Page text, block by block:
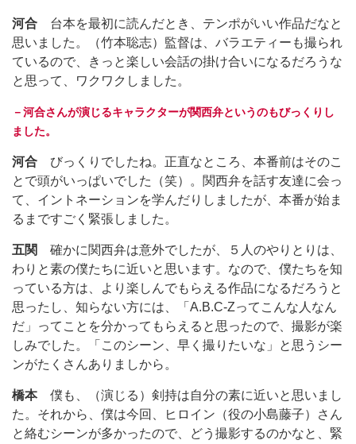
河合 台本を最初に読んだとき、テンポがいい作品だなと
思いました。（竹本聡志）監督は、バラエティーも撮られ
ているので、きっと楽しい会話の掛け合いになるだろうな
と思って、ワクワクしました。
－河合さんが演じるキャラクターが関西弁というのもびっくりし
ました。
河合 びっくりでしたね。正直なところ、本番前はそのこ
とで頭がいっぱいでした（笑）。関西弁を話す友達に会っ
て、イントネーションを学んだりしましたが、本番が始ま
るまですごく緊張しました。
五関
確かに関西弁は意外でしたが、５人のやりとりは、
わりと素の僕たちに近いと思います。なので、僕たちを知
っている方は、より楽しんでもらえる作品になるだろうと
思ったし、知らない方には、「A.B.C-Zってこんな人なん
だ」ってことを分かってもらえると思ったので、撮影が楽
しみでした。「このシーン、早く撮りたいな」と思うシー
ンがたくさんありましから。
橋本僕も、（演じる）剣持は自分の素に近いと思いまし
た。それから、僕は今回、ヒロイン（役の小島藤子）さん
と絡むシーンが多かったので、どう撮影するのかなと、緊